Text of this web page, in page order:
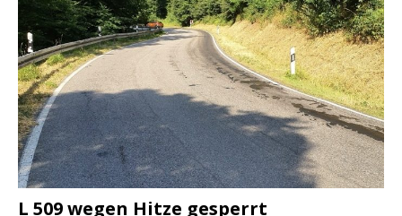
L 509 wegen Hitze gesperrt